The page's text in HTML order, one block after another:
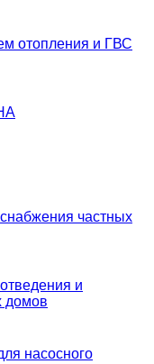
отопления и ГВС
частных
и
домов
насосного